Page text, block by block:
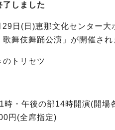
しました
日(日)恵那文化センター大
舞伎舞踊公演」が開催され
のトリセツ
時・午後の部14時開演(開場
円(全席指定)